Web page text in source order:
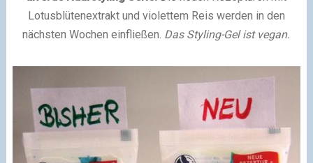
Lotusblütenextrakt und violettem Reis werden in den
nächsten Wochen einfließen. Das Styling-Gel ist vegan.